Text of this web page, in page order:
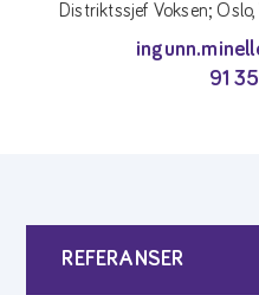
Distriktssjef Voksen;
91
REFERANSER